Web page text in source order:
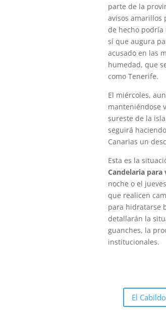
parte de la
avisos amarillos
de hecho podría
sí que augura
acusado en las
humedad, que
como Tenerife.
El miércoles,
manteniéndose
sureste de la
seguirá
Canarias un
Esta es la
Candelaria para
noche o el
que realicen
para hidratarse
detallarán la
guanches, la
institucionales.
El